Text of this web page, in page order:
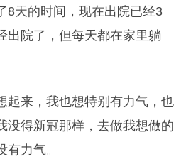
8天的时间，现在出院已经3
出院了，但每天都在家里躺
起来，我也想特别有力气，也
没得新冠那样，去做我想做的
力气。